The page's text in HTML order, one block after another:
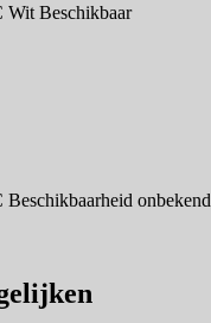
Wit Beschikbaar
Beschikbaarheid onbekend